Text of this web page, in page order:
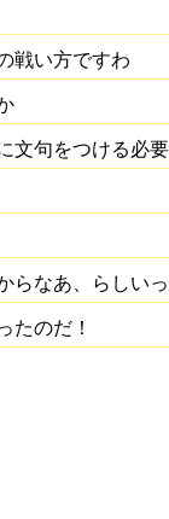
戦い方ですわ
文句をつける必
らなあ、らしい
たのだ！